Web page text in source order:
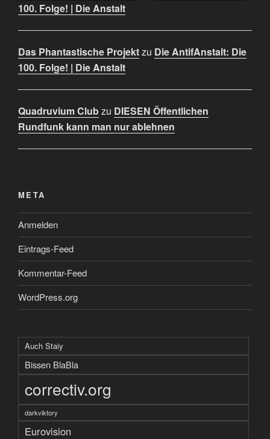
100. Folge! | Die Anstalt
Das Phantastische Projektzu Die AntifAnstalt: Die
100. Folge! | Die Anstalt
Quadruvium Clubzu DIESEN Öffentlichen
Rundfunk kann man nur ablehnen
META
Anmelden
Eintrags-Feed
Kommentar-Feed
WordPress.org
Auch Staiy
Bissen BlaBla
correctiv.org
darkviktory
Eurovision